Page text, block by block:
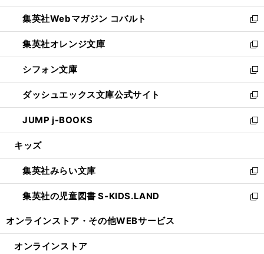
開
く
ウ
で
開
く
ン
ド
ウ
で
開
く
ウ
ィ
ン
ド
ウ
で
開
く
集英社Webマガジン コバルト
新
し
い
ウ
ィ
ン
ド
ウ
で
開
集英社オレンジ文庫
新
し
い
ウ
ィ
ン
ド
ウ
開
く
シフォン文庫
新
し
い
ウ
ィ
ン
ウ
で
開
く
ダッシュエックス文庫公式サイト
新
し
い
ウ
ン
ド
ウ
で
JUMP j-BOOKS
新
し
ウ
ィ
ン
ド
開
キッズ
集英社みらい文庫
新
し
い
ン
集英社の児童図書 S-KIDS.LAND
新
ウ
オンラインストア・ その他WEBサービス
オンラインストア